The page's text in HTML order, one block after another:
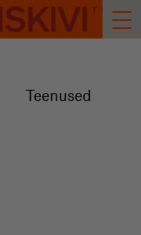
Teenused